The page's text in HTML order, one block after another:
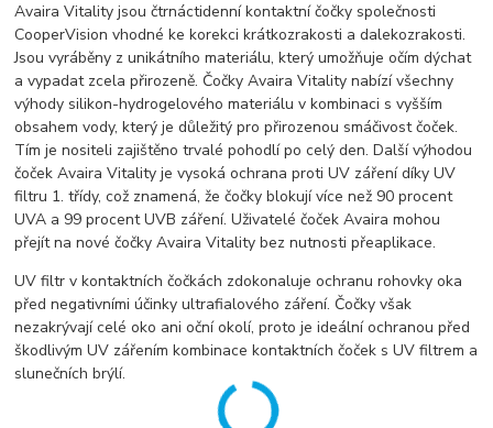
Avaira Vitality jsou čtrnáctidenní kontaktní čočky společnosti
CooperVision vhodné ke korekci krátkozrakosti a dalekozrakosti.
Jsou vyráběny z unikátního materiálu, který umožňuje očím dýchat
a vypadat zcela přirozeně. Čočky Avaira Vitality nabízí všechny
výhody silikon-hydrogelového materiálu v kombinaci s vyšším
obsahem vody, který je důležitý pro přirozenou smáčivost čoček.
Tím je nositeli zajištěno trvalé pohodlí po celý den. Další výhodou
čoček Avaira Vitality je vysoká ochrana proti UV záření díky UV
filtru 1. třídy, což znamená, že čočky blokují více než 90 procent
UVA a 99 procent UVB záření. Uživatelé čoček Avaira mohou
přejít na nové čočky Avaira Vitality bez nutnosti přeaplikace.
UV filtr v kontaktních čočkách zdokonaluje ochranu rohovky oka
před negativními účinky ultrafialového záření. Čočky však
nezakrývají celé oko ani oční okolí, proto je ideální ochranou před
škodlivým UV zářením kombinace kontaktních čoček s UV filtrem a
slunečních brýlí.